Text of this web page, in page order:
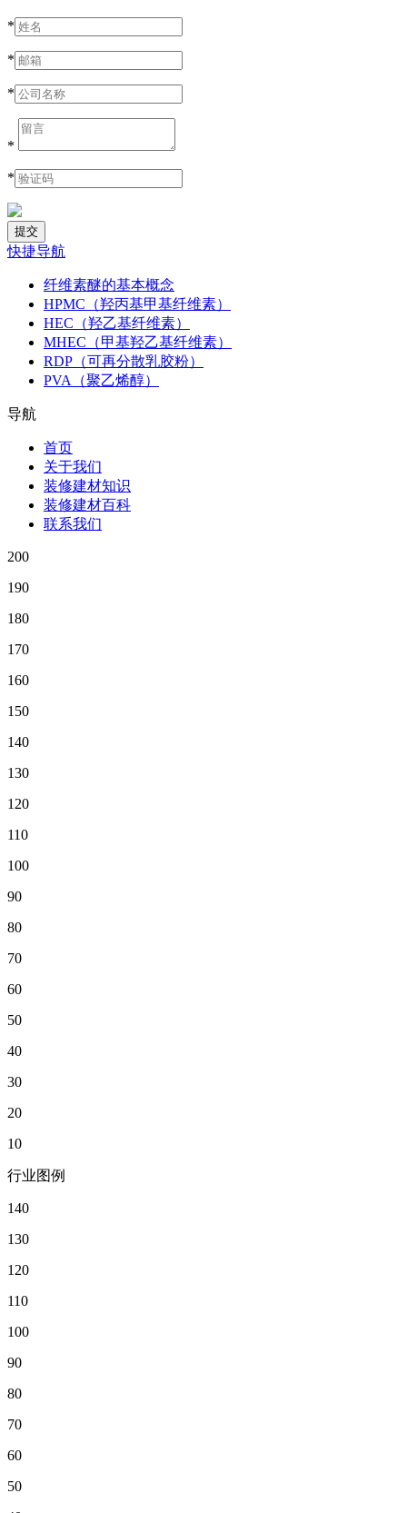
*
*
*
*
*
快捷导航
纤维素醚的基本概念
HPMC（羟丙基甲基纤维素）
HEC（羟乙基纤维素）
MHEC（甲基羟乙基纤维素）
RDP（可再分散乳胶粉）
PVA（聚乙烯醇）
导航
首页
关于我们
装修建材知识
装修建材百科
联系我们
200
190
180
170
160
150
140
130
120
110
100
90
80
70
60
50
40
30
20
10
行业图例
140
130
120
110
100
90
80
70
60
50